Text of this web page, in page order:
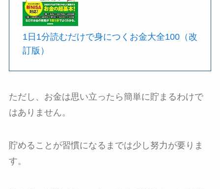
1日1分読むだけで身につくお金大全100（改
訂版）
ただし、お金は思い立ったら簡単に貯まるわけで
はありません。
貯めることが習慣になるまでは少し努力が要りま
す。